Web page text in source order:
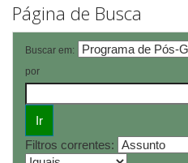
Página de Busca
Buscar em:
por
Filtros correntes: